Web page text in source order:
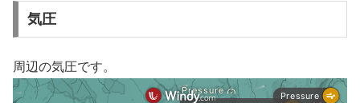
気圧
周辺の気圧です。